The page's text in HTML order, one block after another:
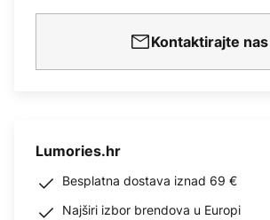
Kontaktirajte nas
Lumories.hr
Besplatna dostava iznad 69 €
Najširi izbor brendova u Europi